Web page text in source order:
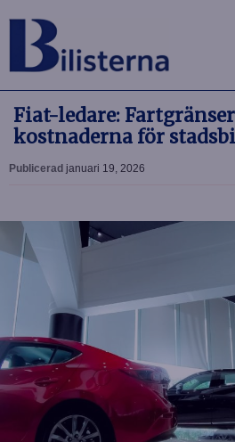
Fiat-ledare:
kostnaderna för
Publicerad januari 19, 2026